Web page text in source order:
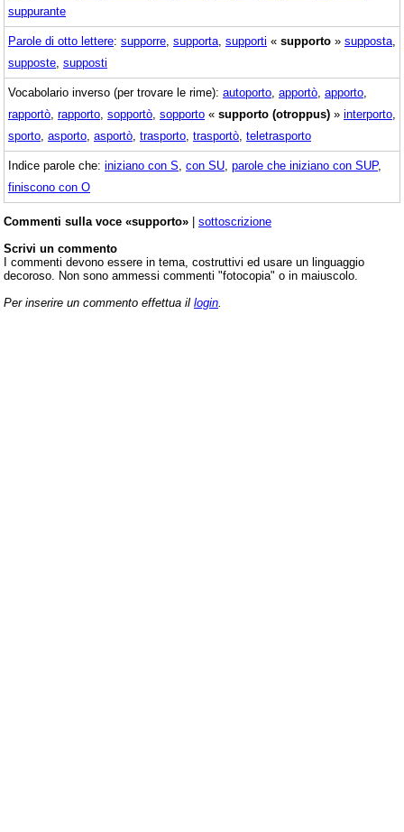
suppurante
Parole di otto lettere: supporre supporta supporti « supporto » supposta
supposte supposti
Vocabolario inverso (per trovare le rime): autoporto apportò apporto
rapportò rapporto sopportò sopporto « supporto (otroppus) » interporto
sporto asporto asportò trasporto trasportò teletrasporto
Indice parole che: iniziano con S con SU parole che iniziano con SUP,
finiscono con O
Commenti sulla voce «supporto» | sottoscrizione
Scrivi un commento
I commenti devono essere in tema, costruttivi ed usare un linguaggio
decoroso. Non sono ammessi commenti "fotocopia" o in maiuscolo.
Per inserire un commento effettua il login